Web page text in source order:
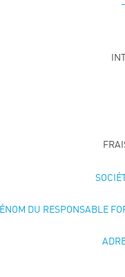
DU RESPONSABLE